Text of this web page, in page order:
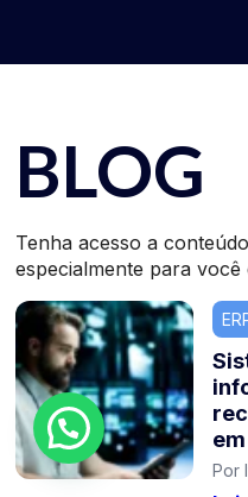
BLOG
Tenha acesso a
especialmente para você
Por